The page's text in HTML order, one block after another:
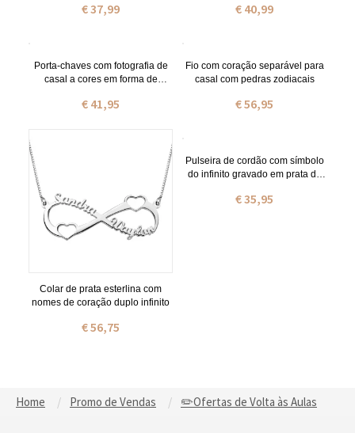
€ 37,99 € 40,99
Porta-chaves com fotografia de
casal a cores em forma de
inoxidável
€ 41,95
Fio com coração separável para
casal com pedras zodiacais
€ 56,95
Colar de prata esterlina com
nomes de coração duplo infinito
€ 56,75
Pulseira de cordão com símbolo
do infinito gravado em prata de
€ 35,95
Home Promo de Vendas ✏️Ofertas de Volta às Aulas